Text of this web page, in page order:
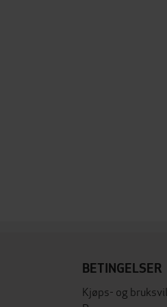
BETINGELSER
Kjøps- og